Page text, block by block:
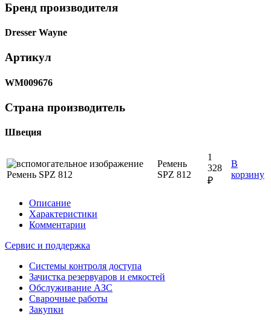
Бренд производителя
Dresser Wayne
Артикул
WM009676
Страна производитель
Швеция
Ремень
SPZ 812
1
328
₽
В
корзину
Описание
Характеристики
Комментарии
Сервис и поддержка
Системы контроля доступа
Зачистка резервуаров и емкостей
Обслуживание АЗС
Сварочные работы
Закупки